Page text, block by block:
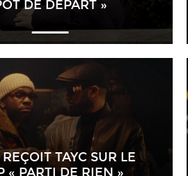
DE DÉPART »
TAYC SUR LE
« PARTI DE RIEN »